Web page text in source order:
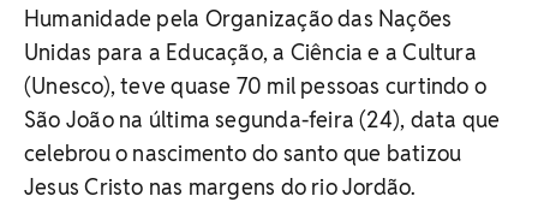
Humanidade pela Organização das Nações
Unidas para a Educação, a Ciência e a Cultura
(Unesco), teve quase 70 mil pessoas curtindo o
São João na última segunda-feira (24), data que
celebrou o nascimento do santo que batizou
Jesus Cristo nas margens do rio Jordão.